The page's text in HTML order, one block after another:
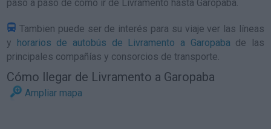
paso a paso de cómo ir de Livramento hasta Garopaba.
Tambien puede ser de interés para su viaje ver las líneas
y horarios de autobús de Livramento a Garopaba de las
principales compañías y consorcios de transporte.
Cómo llegar de Livramento a Garopaba
Ampliar mapa